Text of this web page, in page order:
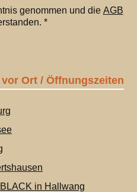
genommen und die AGB
*
vor Ort / Öffnungszeiten
in Hallwang